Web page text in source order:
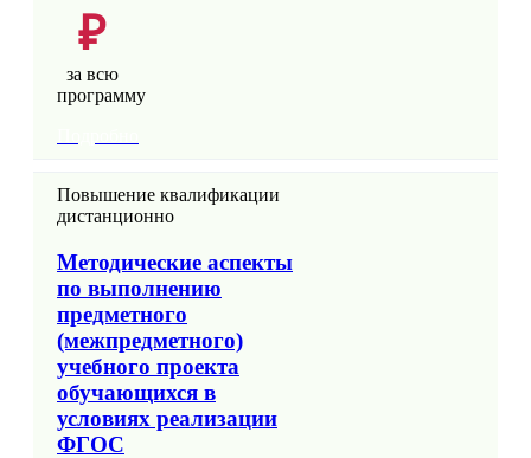
₽
за всю
программу
Повышение квалификации
дистанционно
Методические аспекты
по выполнению
предметного
(межпредметного)
учебного проекта
обучающихся в
условиях реализации
ФГОС